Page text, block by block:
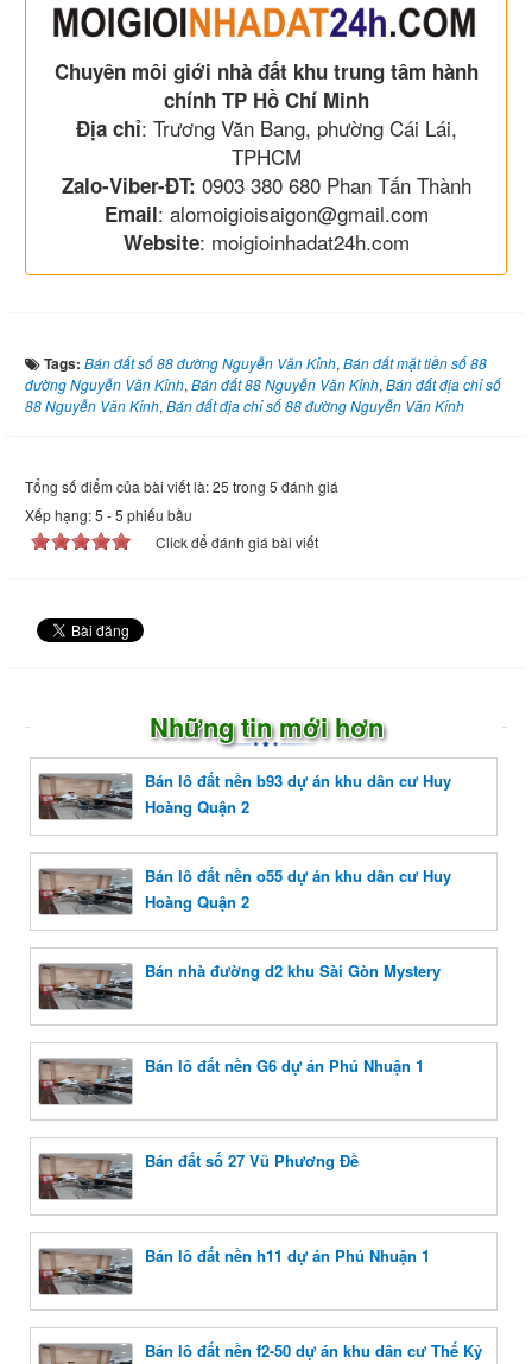
Chuyên môi giới nhà đất khu trung tâm hành
chính TP Hồ Chí Minh
Địa chỉ: Trương Văn Bang, phường Cái Lái,
TPHCM
Zalo-Viber-ĐT: 0903 380 680 Phan Tấn Thành
Email: alomoigioisaigon@gmail.com
Website: moigioinhadat24h.com
Tags: Bán đất số 88 đường Nguyễn Văn Kỉnh,Bán đất mặt tiền số 88
đường Nguyễn Văn Kỉnh,Bán đất 88 Nguyễn Văn Kỉnh,Bán đất địa chỉ số
88 Nguyễn Văn Kỉnh,Bán đất địa chỉ số 88 đường Nguyễn Văn Kỉnh
Tổng số điểm của bài viết là: 25 trong 5 đánh giá
Xếp hạng:5 -5 phiếu bầu
Click để đánh giá bài viết
Những tin mới hơn
Bán lô đất nền b93 dự án khu dân cư Huy
Hoàng Quận 2
Bán lô đất nền o55 dự án khu dân cư Huy
Hoàng Quận 2
Bán nhà đường d2 khu Sài Gòn Mystery
Bán lô đất nền G6 dự án Phú Nhuận 1
Bán đất số 27 Vũ Phương Đề
Bán lô đất nền h11 dự án Phú Nhuận 1
Bán lô đất nền f2-50 dự án khu dân cư Thế Kỷ